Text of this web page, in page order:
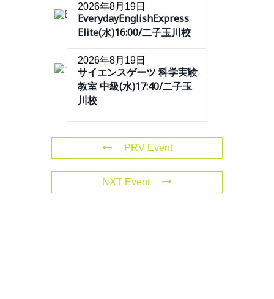
2026年8月19日
EverydayEnglishExpress
Elite(水)16:00/二子玉川校
2026年8月19日
サイエンスゲーツ 科学実験
教室 中級(水)17:40/二子玉
川校
PRV Event
NXT Event